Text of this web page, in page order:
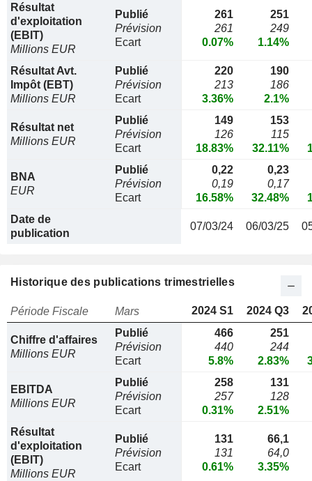
Résultat
d'exploitation
(EBIT)
Millions EUR
Publié
Prévision
Ecart
261
261
0.07%
251
249
1.14%
Résultat Avt.
Impôt (EBT)
Millions EUR
Publié
Prévision
Ecart
220
213
3.36%
190
186
2.1%
Résultat net
Millions EUR
Publié
Prévision
Ecart
149
126
18.83%
153
115
32.11%
BNA
EUR
Publié
Prévision
Ecart
0,22
0,19
16.58%
0,23
0,17
32.48%
Date de
publication
07/03/24 06/03/25
Historique des publications trimestrielles
Période Fiscale Mars 2024 S1 2024 Q3
Chiffre d'affaires
Millions EUR
Publié
Prévision
Ecart
466
440
5.8%
251
244
2.83%
EBITDA
Millions EUR
Publié
Prévision
Ecart
258
257
0.31%
131
128
2.51%
Résultat
d'exploitation
(EBIT)
Millions EUR
Publié
Prévision
Ecart
131
131
0.61%
66,1
64,0
3.35%